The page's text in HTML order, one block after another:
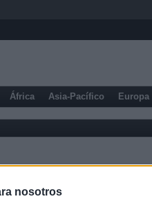
nosotros
África Asia-Pacífico Europa